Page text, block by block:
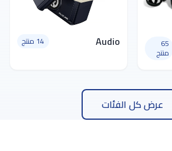
65
منتج
Audio 14 منتج
عرض كل الفئات